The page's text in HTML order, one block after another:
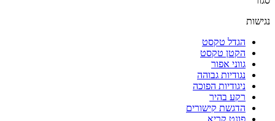
נגישות
הגדל טקסט
הקטן טקסט
גווני אפור
נגודיות גבוהה
ניגודיות הפוכה
רקע בהיר
הדגשת קישורים
פונט קריא